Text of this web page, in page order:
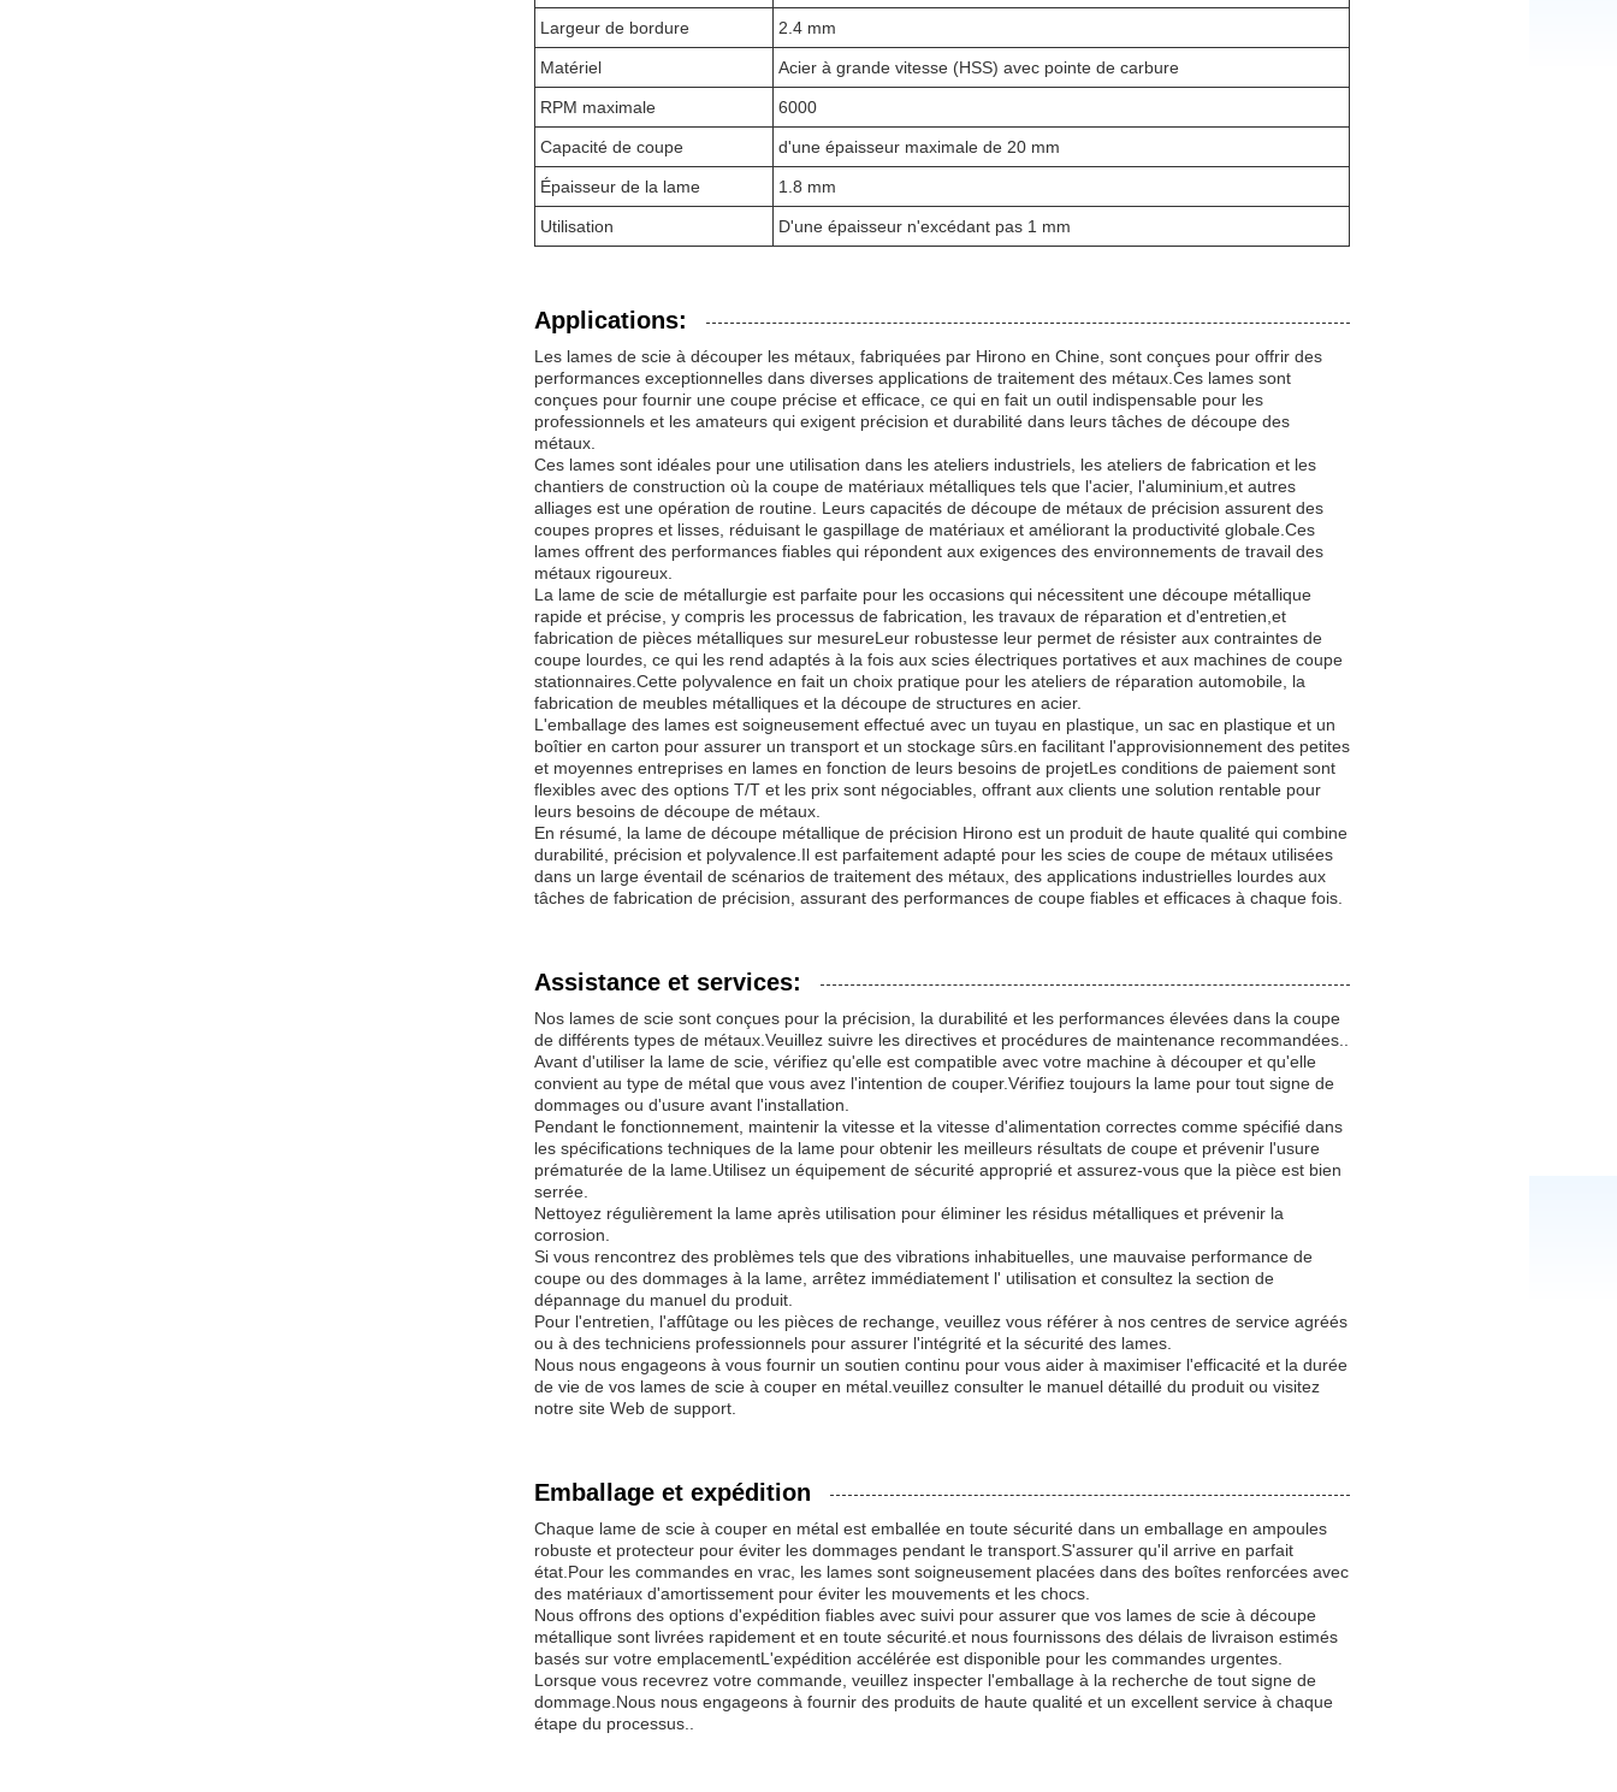
Largeur de bordure 2.4 mm
Matériel Acier à grande vitesse (HSS) avec pointe de carbure
RPM maximale 6000
Capacité de coupe d'une épaisseur maximale de 20 mm
Épaisseur de la lame 1.8 mm
Utilisation D'une épaisseur n'excédant pas 1 mm
Applications:
Les lames de scie à découper les métaux, fabriquées par Hirono en Chine, sont conçues pour offrir des
performances exceptionnelles dans diverses applications de traitement des métaux.Ces lames sont
conçues pour fournir une coupe précise et efficace, ce qui en fait un outil indispensable pour les
professionnels et les amateurs qui exigent précision et durabilité dans leurs tâches de découpe des
métaux.
Ces lames sont idéales pour une utilisation dans les ateliers industriels, les ateliers de fabrication et les
chantiers de construction où la coupe de matériaux métalliques tels que l'acier, l'aluminium,et autres
alliages est une opération de routine. Leurs capacités de découpe de métaux de précision assurent des
coupes propres et lisses, réduisant le gaspillage de matériaux et améliorant la productivité globale.Ces
lames offrent des performances fiables qui répondent aux exigences des environnements de travail des
métaux rigoureux.
La lame de scie de métallurgie est parfaite pour les occasions qui nécessitent une découpe métallique
rapide et précise, y compris les processus de fabrication, les travaux de réparation et d'entretien,et
fabrication de pièces métalliques sur mesureLeur robustesse leur permet de résister aux contraintes de
coupe lourdes, ce qui les rend adaptés à la fois aux scies électriques portatives et aux machines de coupe
stationnaires.Cette polyvalence en fait un choix pratique pour les ateliers de réparation automobile, la
fabrication de meubles métalliques et la découpe de structures en acier.
L'emballage des lames est soigneusement effectué avec un tuyau en plastique, un sac en plastique et un
boîtier en carton pour assurer un transport et un stockage sûrs.en facilitant l'approvisionnement des petites
et moyennes entreprises en lames en fonction de leurs besoins de projetLes conditions de paiement sont
flexibles avec des options T/T et les prix sont négociables, offrant aux clients une solution rentable pour
leurs besoins de découpe de métaux.
En résumé, la lame de découpe métallique de précision Hirono est un produit de haute qualité qui combine
durabilité, précision et polyvalence.Il est parfaitement adapté pour les scies de coupe de métaux utilisées
dans un large éventail de scénarios de traitement des métaux, des applications industrielles lourdes aux
tâches de fabrication de précision, assurant des performances de coupe fiables et efficaces à chaque fois.
Assistance et services:
Nos lames de scie sont conçues pour la précision, la durabilité et les performances élevées dans la coupe
de différents types de métaux.Veuillez suivre les directives et procédures de maintenance recommandées..
Avant d'utiliser la lame de scie, vérifiez qu'elle est compatible avec votre machine à découper et qu'elle
convient au type de métal que vous avez l'intention de couper.Vérifiez toujours la lame pour tout signe de
dommages ou d'usure avant l'installation.
Pendant le fonctionnement, maintenir la vitesse et la vitesse d'alimentation correctes comme spécifié dans
les spécifications techniques de la lame pour obtenir les meilleurs résultats de coupe et prévenir l'usure
prématurée de la lame.Utilisez un équipement de sécurité approprié et assurez-vous que la pièce est bien
serrée.
Nettoyez régulièrement la lame après utilisation pour éliminer les résidus métalliques et prévenir la
corrosion.
Si vous rencontrez des problèmes tels que des vibrations inhabituelles, une mauvaise performance de
coupe ou des dommages à la lame, arrêtez immédiatement l' utilisation et consultez la section de
dépannage du manuel du produit.
Pour l'entretien, l'affûtage ou les pièces de rechange, veuillez vous référer à nos centres de service agréés
ou à des techniciens professionnels pour assurer l'intégrité et la sécurité des lames.
Nous nous engageons à vous fournir un soutien continu pour vous aider à maximiser l'efficacité et la durée
de vie de vos lames de scie à couper en métal.veuillez consulter le manuel détaillé du produit ou visitez
notre site Web de support.
Emballage et expédition
Chaque lame de scie à couper en métal est emballée en toute sécurité dans un emballage en ampoules
robuste et protecteur pour éviter les dommages pendant le transport.S'assurer qu'il arrive en parfait
état.Pour les commandes en vrac, les lames sont soigneusement placées dans des boîtes renforcées avec
des matériaux d'amortissement pour éviter les mouvements et les chocs.
Nous offrons des options d'expédition fiables avec suivi pour assurer que vos lames de scie à découpe
métallique sont livrées rapidement et en toute sécurité.et nous fournissons des délais de livraison estimés
basés sur votre emplacementL'expédition accélérée est disponible pour les commandes urgentes.
Lorsque vous recevrez votre commande, veuillez inspecter l'emballage à la recherche de tout signe de
dommage.Nous nous engageons à fournir des produits de haute qualité et un excellent service à chaque
étape du processus..